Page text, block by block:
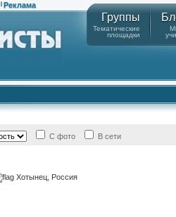
| Реклама
Группы
Тематические
площадки
С фото В сети
Хотынец, Россия